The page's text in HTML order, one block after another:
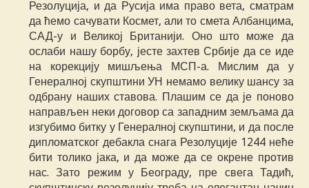
Резолуција, и да Русија има право вета, сматрам
да ћемо сачувати Космет, али то смета Албанцима,
САД-у и Великој Британији. Оно што може да
ослаби нашу борбу, јесте захтев Србије да се иде
на корекцију мишљења МСП-а. Мислим да у
Генералној скупштини УН немамо велику шансу за
одбрану наших ставова. Плашим се да је поново
направљен неки договор са западним земљама да
изгубимо битку у Генералној скупштини, и да после
дипломатског дебакла снага Резолуције 1244 неће
бити толико јака, и да може да се окрене против
нас. Зато режим у Београду, пре свега Тадић,